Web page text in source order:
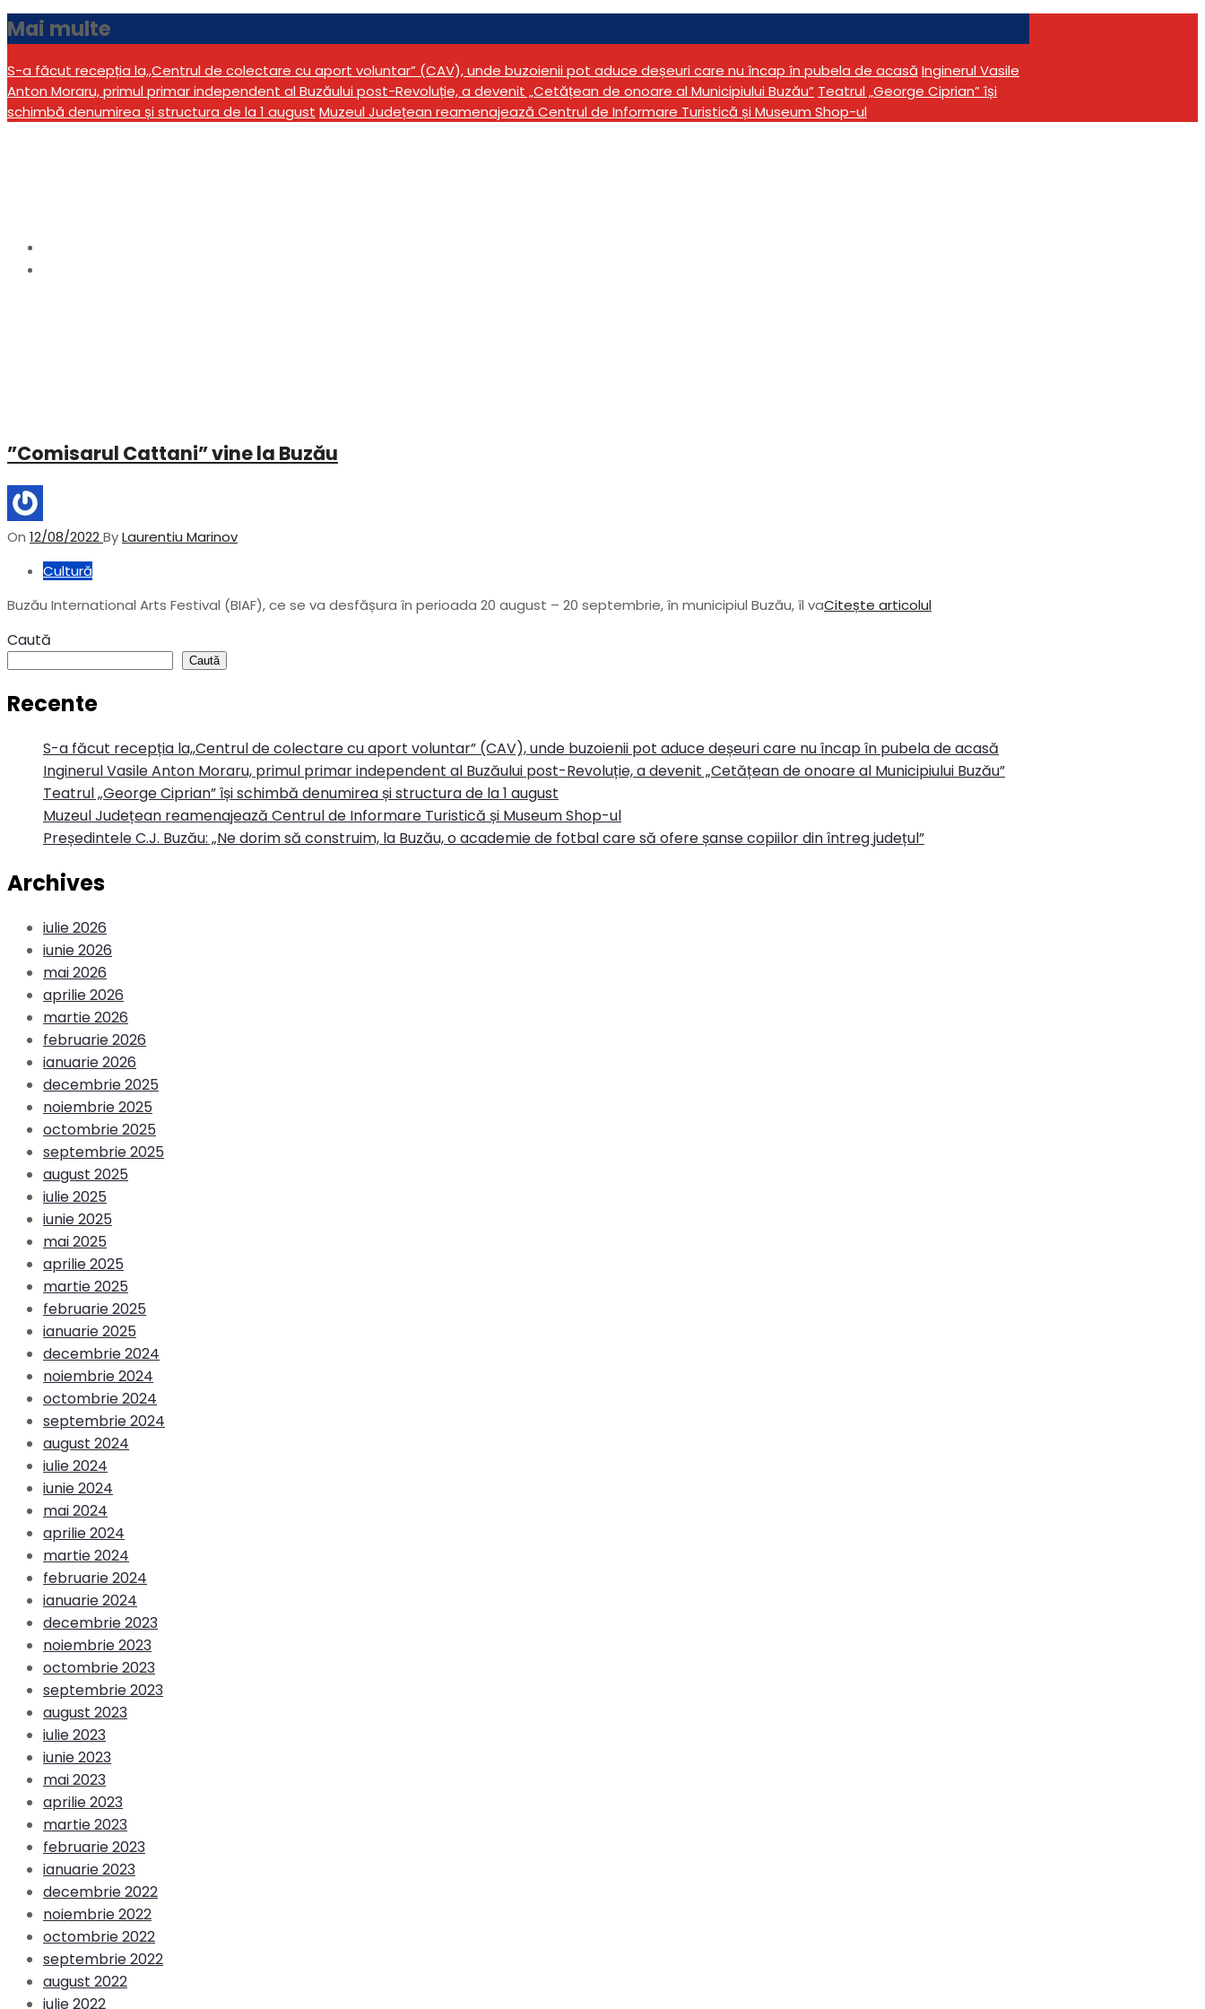
Mai multe
S-a făcut recepția la,,Centrul de colectare cu aport voluntar” (CAV), unde buzoienii pot aduce deșeuri care nu încap în pubela de acasă Inginerul Vasile
Anton Moraru, primul primar independent al Buzăului post-Revoluție, a devenit „Cetățean de onoare al Municipiului Buzău” Teatrul „George Ciprian” își
schimbă denumirea și structura de la 1 august Muzeul Județean reamenajează Centrul de Informare Turistică și Museum Shop-ul
”Comisarul Cattani” vine la Buzău
On 12/08/2022ByLaurentiu Marinov
Cultură
Buzău International Arts Festival (BIAF), ce se va desfășura în perioada 20 august – 20 septembrie, în municipiul Buzău, îl vaCitește articolul
Caută
Caută
Recente
S-a făcut recepția la,,Centrul de colectare cu aport voluntar” (CAV), unde buzoienii pot aduce deșeuri care nu încap în pubela de acasă
Inginerul Vasile Anton Moraru, primul primar independent al Buzăului post-Revoluție, a devenit „Cetățean de onoare al Municipiului Buzău”
Teatrul „George Ciprian” își schimbă denumirea și structura de la 1 august
Muzeul Județean reamenajează Centrul de Informare Turistică și Museum Shop-ul
Președintele C.J. Buzău: „Ne dorim să construim, la Buzău, o academie de fotbal care să ofere șanse copiilor din întreg județul”
Archives
iulie 2026
iunie 2026
mai 2026
aprilie 2026
martie 2026
februarie 2026
ianuarie 2026
decembrie 2025
noiembrie 2025
octombrie 2025
septembrie 2025
august 2025
iulie 2025
iunie 2025
mai 2025
aprilie 2025
martie 2025
februarie 2025
ianuarie 2025
decembrie 2024
noiembrie 2024
octombrie 2024
septembrie 2024
august 2024
iulie 2024
iunie 2024
mai 2024
aprilie 2024
martie 2024
februarie 2024
ianuarie 2024
decembrie 2023
noiembrie 2023
octombrie 2023
septembrie 2023
august 2023
iulie 2023
iunie 2023
mai 2023
aprilie 2023
martie 2023
februarie 2023
ianuarie 2023
decembrie 2022
noiembrie 2022
octombrie 2022
septembrie 2022
august 2022
iulie 2022